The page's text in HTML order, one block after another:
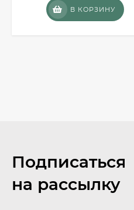
В КОРЗИНУ
Подписаться
на рассылку